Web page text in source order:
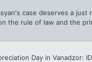
case deserves a just
the rule of law and the
Day in Vanadzor: